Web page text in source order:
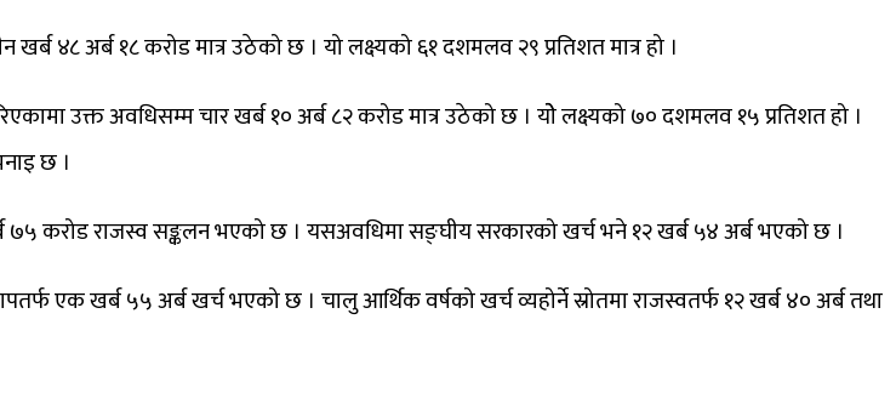
४८ अर्ब १८ करोड मात्र उठेको छ । यो लक्ष्यको ६१ दशमलव २९ प्रतिशत मात्र हो ।
उक्त अवधिसम्म चार खर्ब १० अर्ब ८२ करोड मात्र उठेको छ । योे लक्ष्यको ७० दशमलव १५ प्रतिशत हो ।
छ ।
७५ करोड राजस्व सङ्कलन भएको छ । यसअवधिमा सङ्घीय सरकारको खर्च भने १२ खर्ब ५४ अर्ब भएको छ ।
एक खर्ब ५५ अर्ब खर्च भएको छ । चालु आर्थिक वर्षको खर्च व्यहोर्ने स्रोतमा राजस्वतर्फ १२ खर्ब ४० अर्ब तथा